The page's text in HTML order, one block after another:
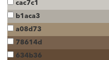
cac7c1
b1aca3
a08d73
78614d
634b36